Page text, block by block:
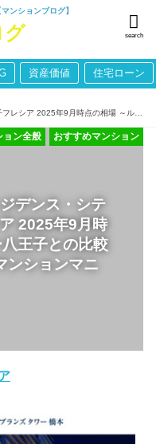
ンションブログ】
search
資産価値 住宅ローン
デンス・シテ
2025年9月時
王子との比較
ンションマニ
おすすめマンション
ョン全般